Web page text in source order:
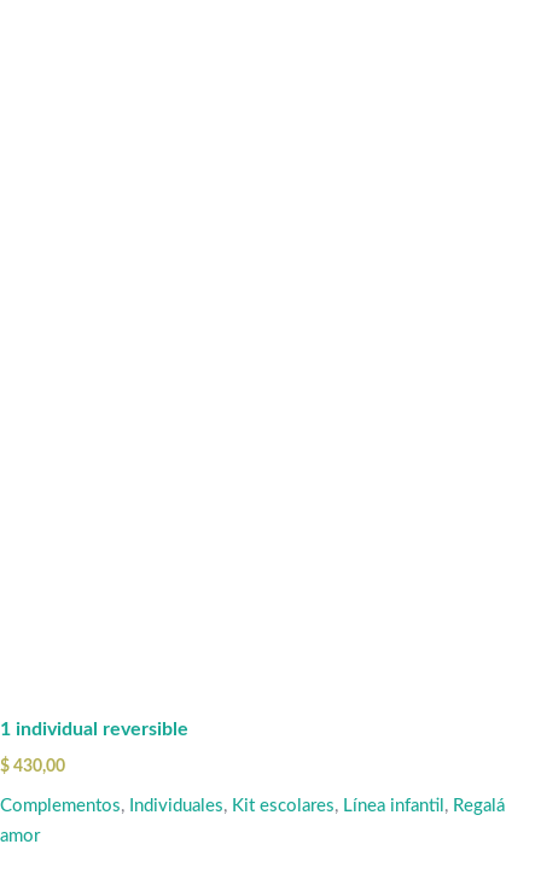
1 individual reversible
$ 430,00
Complementos, Individuales, Kit escolares, Línea infantil , Regalá
amor